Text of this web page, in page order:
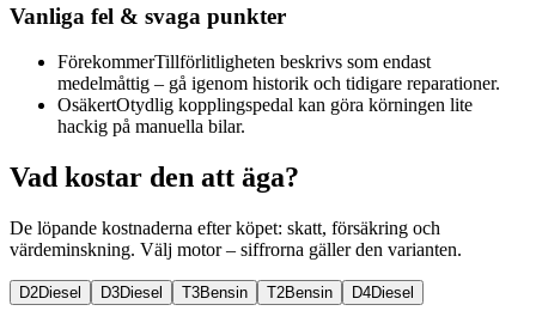
Vanliga fel & svaga punkter
FörekommerTillförlitligheten beskrivs som endast
medelmåttig – gå igenom historik och tidigare reparationer.
OsäkertOtydlig kopplingspedal kan göra körningen lite
hackig på manuella bilar.
Vad kostar den att äga?
De löpande kostnaderna efter köpet: skatt, försäkring och
värdeminskning. Välj motor – siffrorna gäller den varianten.
D2Diesel D3Diesel T3Bensin T2Bensin D4Diesel